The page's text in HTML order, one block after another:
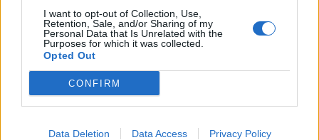
I want to opt-out of Collection, Use,
Retention, Sale, and/or Sharing of my
Personal Data that Is Unrelated with the
Purposes for which it was collected.
Opted Out
CONFIRM
Data Deletion Data Access Privacy Policy
Ktoré chyby vás pri štarte e-shopu vyjdú zbytočne
draho?
Recent Comments
Žiadne komentáre na zobrazenie.